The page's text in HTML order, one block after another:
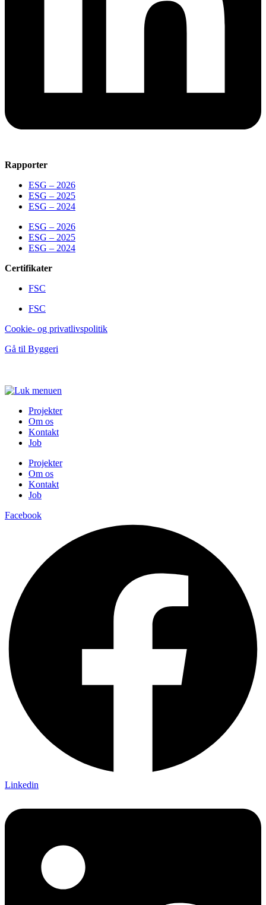
Rapporter
ESG – 2026
ESG – 2025
ESG – 2024
ESG – 2026
ESG – 2025
ESG – 2024
Certifikater
FSC
FSC
Cookie- og privatlivspolitik
Gå til Byggeri
Projekter
Om os
Kontakt
Job
Projekter
Om os
Kontakt
Job
Facebook
Linkedin